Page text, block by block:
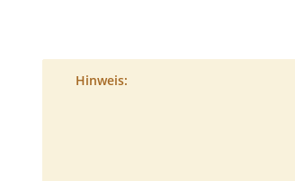
Hinweis: